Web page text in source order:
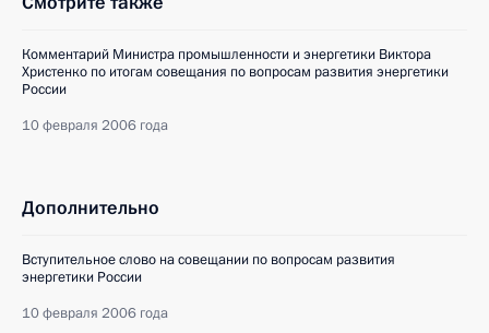
Комментарий Министра промышленности и энергетики Виктора
Христенко по итогам совещания по вопросам развития энергетики
России
10 февраля 2006 года
Дополнительно
Вступительное слово на совещании по вопросам развития
энергетики России
10 февраля 2006 года